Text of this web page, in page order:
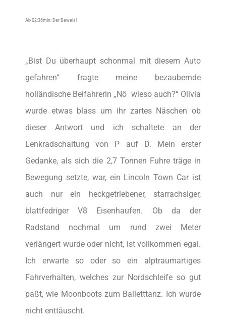
Ab 02:36min: Der Beweis!
„Bist Du überhaupt schonmal mit diesem Auto
gefahren“ fragte meine bezaubernde
holländische Beifahrerin „Nö  wieso auch?“ Olivia
wurde etwas blass um ihr zartes Näschen ob
dieser Antwort und ich schaltete an der
Lenkradschaltung von P auf D. Mein erster
Gedanke, als sich die 2,7 Tonnen Fuhre träge in
Bewegung setzte, war, ein Lincoln Town Car ist
auch nur ein heckgetriebener, starrachsiger,
blattfedriger V8 Eisenhaufen. Ob da der
Radstand nochmal um rund zwei Meter
verlängert wurde oder nicht, ist vollkommen egal.
Ich erwarte so oder so ein alptraumartiges
Fahrverhalten, welches zur Nordschleife so gut
paßt, wie Moonboots zum Balletttanz. Ich wurde
nicht enttäuscht.